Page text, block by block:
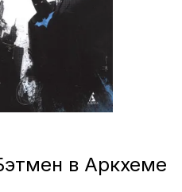
в Аркхеме